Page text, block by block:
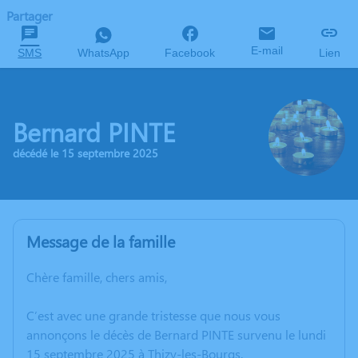
Partager
SMS WhatsApp Facebook E-mail Lien
Bernard PINTE
décédé le 15 septembre 2025
Message de la famille
Chère famille, chers amis,
C’est avec une grande tristesse que nous vous
annonçons le décès de Bernard PINTE survenu le lundi
15 septembre 2025 à Thizy-les-Bourgs.